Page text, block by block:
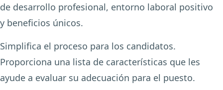
de desarrollo profesional, entorno laboral positivo
y beneficios únicos.
Simplifica el proceso para los candidatos.
Proporciona una lista de características que les
ayude a evaluar su adecuación para el puesto.